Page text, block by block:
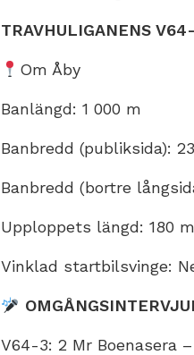
TRAVHULIGANENS
Om Åby
Banlängd: 1 000 m
Banbredd (publiksida):
Banbredd (bortre
Upploppets längd: 180 m
Vinklad startbilsvinge:
V64-3: 2 Mr Boenasera